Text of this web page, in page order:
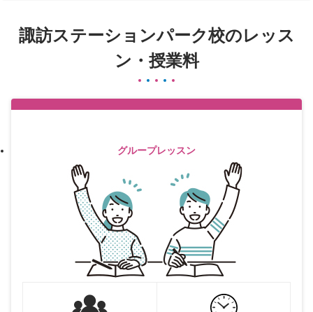
諏訪ステーションパーク校のレッス
ン・授業料
グループレッスン